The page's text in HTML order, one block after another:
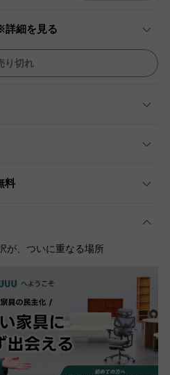
細を見る
り切れ
料
が、ついに重なる場所